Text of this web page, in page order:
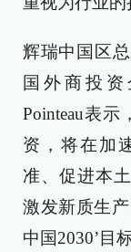
辉瑞中国区
国外商投资
Pointeau表
资，将在加
准、促进本
激发新质生
中国2030’目